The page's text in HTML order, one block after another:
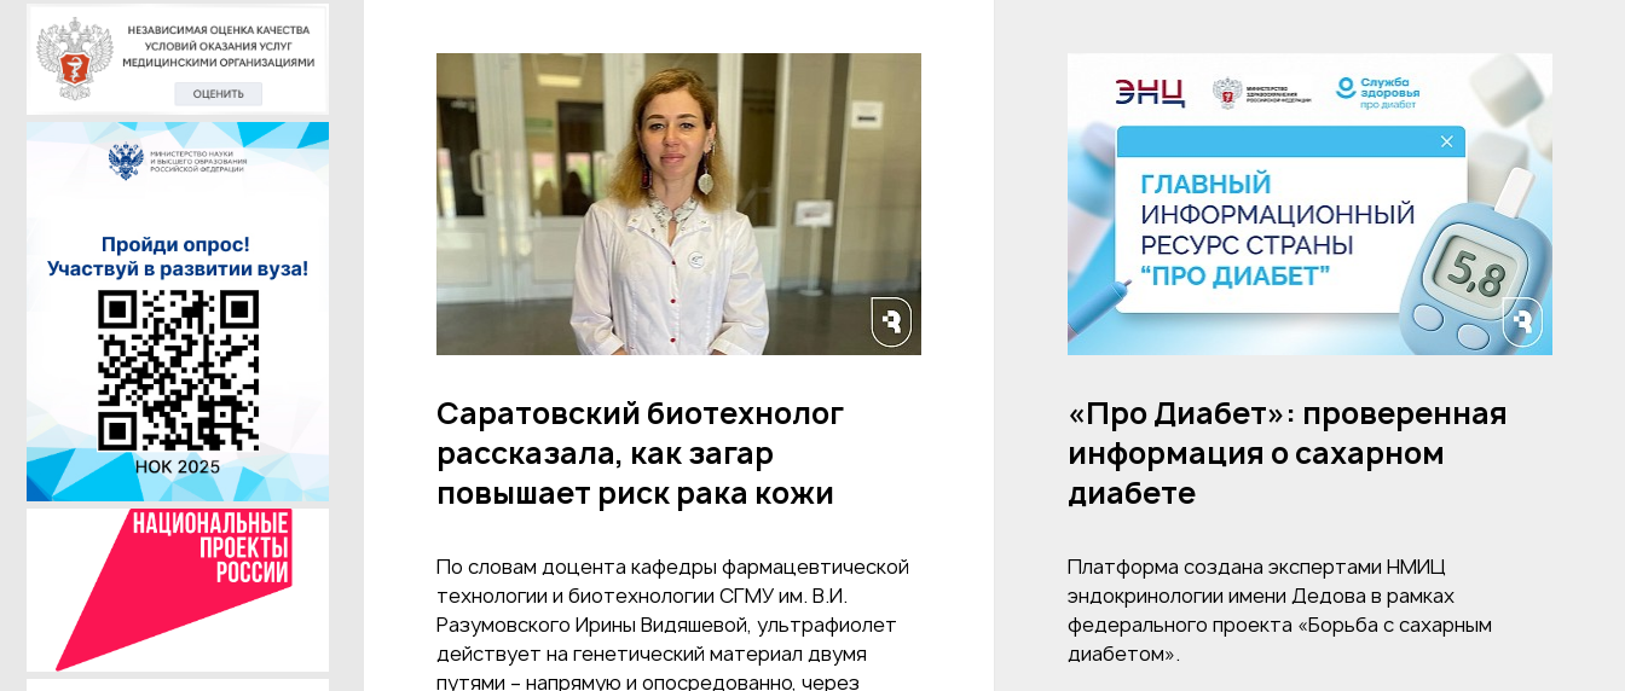
Саратовский биотехнолог
рассказала, как загар
повышает риск рака кожи
По словам доцента кафедры фармацевтической
технологии и биотехнологии СГМУ им. В.И.
Разумовского Ирины Видяшевой, ультрафиолет
действует на генетический материал двумя
путями – напрямую и опосредованно, через
«Про Диабет»: проверенная
информация о сахарном
диабете
Платформа создана экспертами НМИЦ
эндокринологии имени Дедова в рамках
федерального проекта «Борьба с сахарным
диабетом».